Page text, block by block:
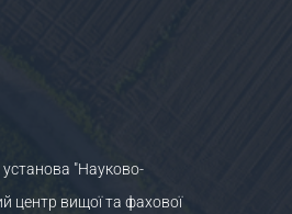
"Науково-
центр вищої та фахової